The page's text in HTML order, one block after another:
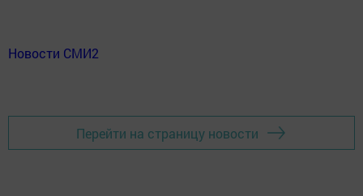
Новости СМИ2
Перейти на страницу новости